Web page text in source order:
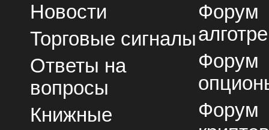
Новости
Торговые сигналы
Ответы на
вопросы
Книжные
Форум
Форум
Форум